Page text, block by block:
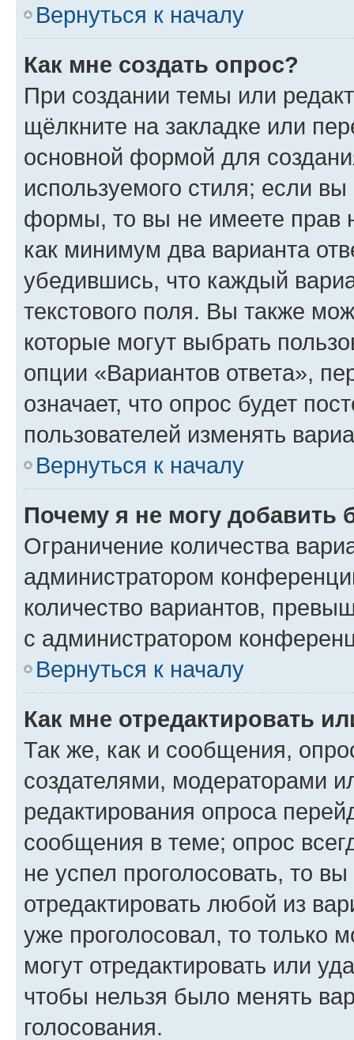
Вернуться к началу
Как мне создать опрос?
При создании темы или
щёлкните на закладке или
основной формой для
используемого стиля; если
формы, то вы не имеете прав
как минимум два варианта
убедившись, что каждый
текстового поля. Вы также
которые могут выбрать
опции «Вариантов ответа»,
означает, что опрос будет
пользователей изменять
Вернуться к началу
Почему я не могу добавить
Ограничение количества
администратором
количество вариантов,
с администратором
Вернуться к началу
Как мне отредактировать
Так же, как и сообщения,
создателями, модераторами
редактирования опроса
сообщения в теме; опрос
не успел проголосовать, то
отредактировать любой из
уже проголосовал, то только
могут отредактировать или
чтобы нельзя было менять
голосования.